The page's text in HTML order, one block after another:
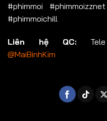
#phimmoi #phimmoizznet
#phimmoichill
Liên hệ QC: Tele
@MaiBinhKim